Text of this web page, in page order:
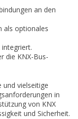
an den
als optionales
die KNX-Bus-
und vielseitige
in
von KNX
und Sicherheit.